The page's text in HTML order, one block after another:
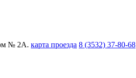
№ 2А. карта проезда 8 (3532) 37-80-68